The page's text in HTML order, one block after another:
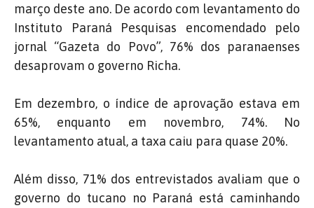
março deste ano. De acordo com levantamento do
Instituto Paraná Pesquisas encomendado pelo
jornal “Gazeta do Povo”, 76% dos paranaenses
desaprovam o governo Richa.
Em dezembro, o índice de aprovação estava em
65%, enquanto em novembro, 74%. No
levantamento atual, a taxa caiu para quase 20%.
Além disso, 71% dos entrevistados avaliam que o
governo do tucano no Paraná está caminhando